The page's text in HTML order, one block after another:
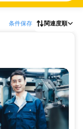
条件保存 関連度順